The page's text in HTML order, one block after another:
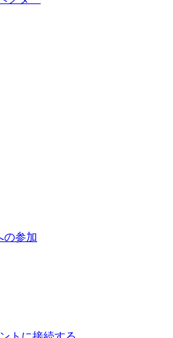
の参加